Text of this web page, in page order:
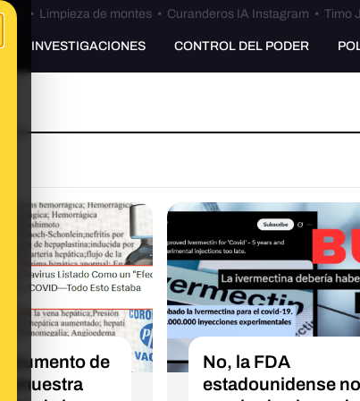
• Limpieza de montes• Curanderos IA Instagram • Timo
INVESTIGACIONES CONTROL DEL PODER
de
No, la FDA
estadounidense